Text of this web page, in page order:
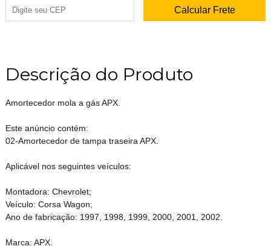
Descrição do Produto
Amortecedor mola a gás APX.
Este anúncio contém:
02-Amortecedor de tampa traseira APX.
Aplicável nos seguintes veículos:
Montadora: Chevrolet;
Veículo: Corsa Wagon;
Ano de fabricação: 1997, 1998, 1999, 2000, 2001, 2002.
Marca: APX.